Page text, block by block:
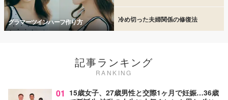
グラマーツインハーフ作り方 冷め切った夫婦関係の修復法
記事ランキング
RANKING
01 15歳女子、27歳男性と交際1ヶ月で妊娠…36歳